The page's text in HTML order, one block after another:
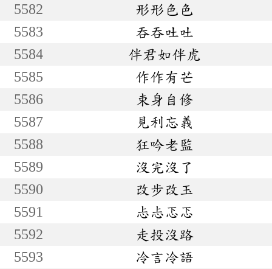
5582
形形色色
5583
吞吞吐吐
5584
伴君如伴虎
5585
作作有芒
5586
束身自修
5587
見利忘義
5588
狂吟老監
5589
沒完沒了
5590
改步改玉
5591
忐忐忑忑
5592
走投沒路
5593
冷言冷語